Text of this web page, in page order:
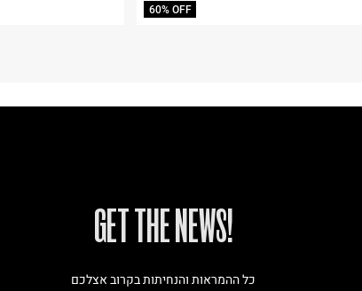
60% OFF
!GET THE NEWS
כל ההמראות והנחיתות בקרוב אצלכם